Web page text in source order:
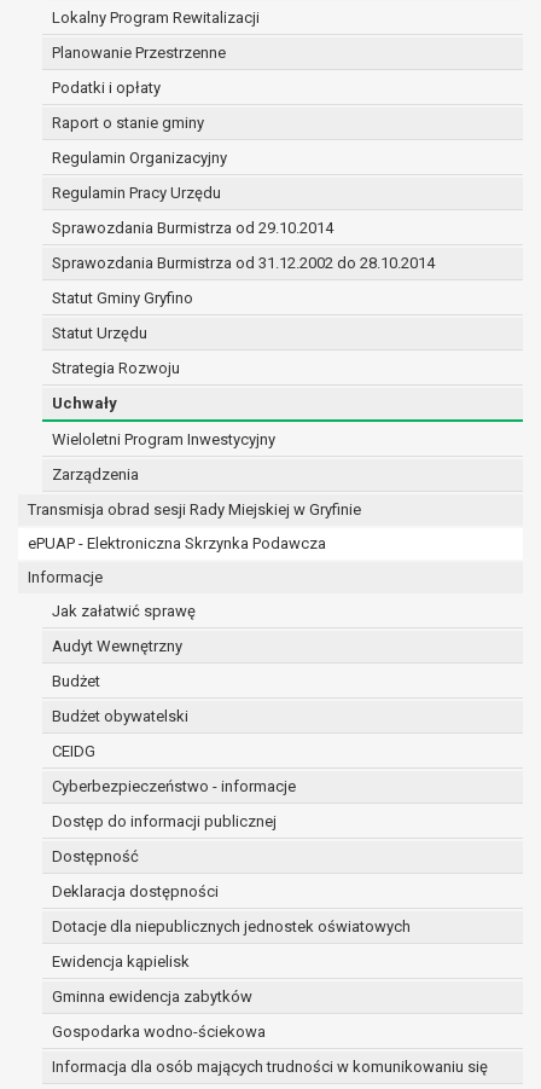
Lokalny Program Rewitalizacji
Planowanie Przestrzenne
Podatki i opłaty
Raport o stanie gminy
Regulamin Organizacyjny
Regulamin Pracy Urzędu
Sprawozdania Burmistrza od 29.10.2014
Sprawozdania Burmistrza od 31.12.2002 do 28.10.2014
Statut Gminy Gryfino
Statut Urzędu
Strategia Rozwoju
Uchwały
Wieloletni Program Inwestycyjny
Zarządzenia
Transmisja obrad sesji Rady Miejskiej w Gryfinie
ePUAP - Elektroniczna Skrzynka Podawcza
Informacje
Jak załatwić sprawę
Audyt Wewnętrzny
Budżet
Budżet obywatelski
CEIDG
Cyberbezpieczeństwo - informacje
Dostęp do informacji publicznej
Dostępność
Deklaracja dostępności
Dotacje dla niepublicznych jednostek oświatowych
Ewidencja kąpielisk
Gminna ewidencja zabytków
Gospodarka wodno-ściekowa
Informacja dla osób mających trudności w komunikowaniu się
(merytorycznych), a także obowiązków i
zadań zleconych przez instytucje
nadrzędne wobec Gminy;
zawarcia i realizacji umów;
ochrony żywotnych interesów osoby, której
wykonania zadania realizowanego w
interesie publicznym lub w ramach
sprawowania władzy publicznej
powierzonej administratorowi;
w pozostałych przypadkach dane osobowe
przetwarzane są wyłącznie na podstawie
wcześniej udzielonej zgody w zakresie i celu
określonym w treści zgody.
W związku z przetwarzaniem danych w celu
wskazanym w pkt. 3, dane osobowe mogą być
udostępniane innym upoważnionym odbiorcom lub
kategoriom odbiorców danych osobowych.
Odbiorcami mogą być:
podmioty, które przetwarzają dane
osobowe w imieniu administratora na
osobowych;
podmioty upoważnione do odbioru danych
przepisów prawa.
Pani/Pana dane osobowe będą przetwarzane
przez okres niezbędny do realizacji celu dla jakiego
zostały zebrane oraz zgodnie z terminami
archiwizacji określonymi przez przepisy prawa
powszechnie obowiązującego.
W przypadku, gdy dane osobowe przetwarzane są
na podstawie zgody osoby, której dane dotyczą
przetwarzanie odbywa się do czasu wycofania tej
zgody.
W przypadku, gdy dane osobowe przetwarzane są
w celu zawarcia i realizacji umowy przetwarzanie
odbywa się przez okres niezbędny do realizacji
zawartej umowy, a po tym czasie w zakresie
wymaganym przez przepisy prawa lub dla